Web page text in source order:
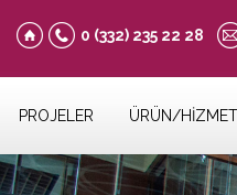
0 (332) 235 22 28
PROJELER ÜRÜN/